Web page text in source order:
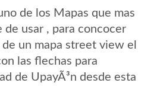
de los Mapas que mas
de usar , para concocer
un mapa street view el
las flechas para
de UpayÃ³n desde esta